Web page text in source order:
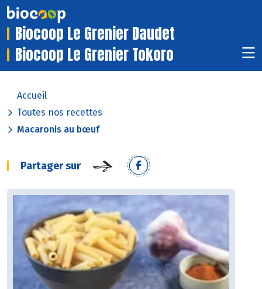
Biocoop Le Grenier Daudet
Biocoop Le Grenier Tokoro
Accueil
Toutes nos recettes
Macaronis au bœuf
Partager sur